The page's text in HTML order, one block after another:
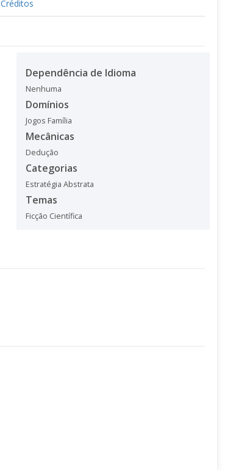
Créditos
Dependência de Idioma
Nenhuma
Domínios
Jogos Família
Mecânicas
Dedução
Categorias
Estratégia Abstrata
Temas
Ficção Científica